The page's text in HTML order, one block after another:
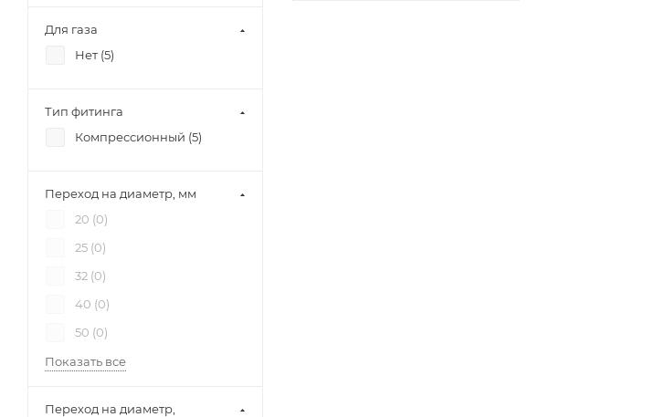
Для газа
Нет (5)
Тип фитинга
Компрессионный (5)
Переход на диаметр, мм
20 (0)
25 (0)
32 (0)
40 (0)
50 (0)
Показать все
Переход на диаметр,